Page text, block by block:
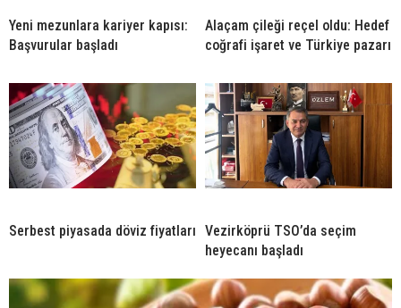
Yeni mezunlara kariyer kapısı:
Başvurular başladı
Alaçam çileği reçel oldu: Hedef
coğrafi işaret ve Türkiye pazarı
Serbest piyasada döviz fiyatları Vezirköprü TSO’da seçim
heyecanı başladı